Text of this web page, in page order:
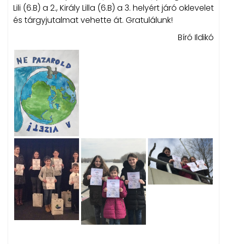
Lili (6.B) a 2., Király Lilla (6.B) a 3. helyért járó oklevelet
és tárgyjutalmat vehette át. Gratulálunk!
Bíró Ildikó